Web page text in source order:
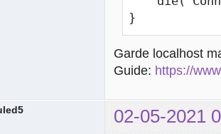
}
$sql =
$result =
if ($result-
    // output data of each row
Garde localhost
Guide: https://
02-05-2021